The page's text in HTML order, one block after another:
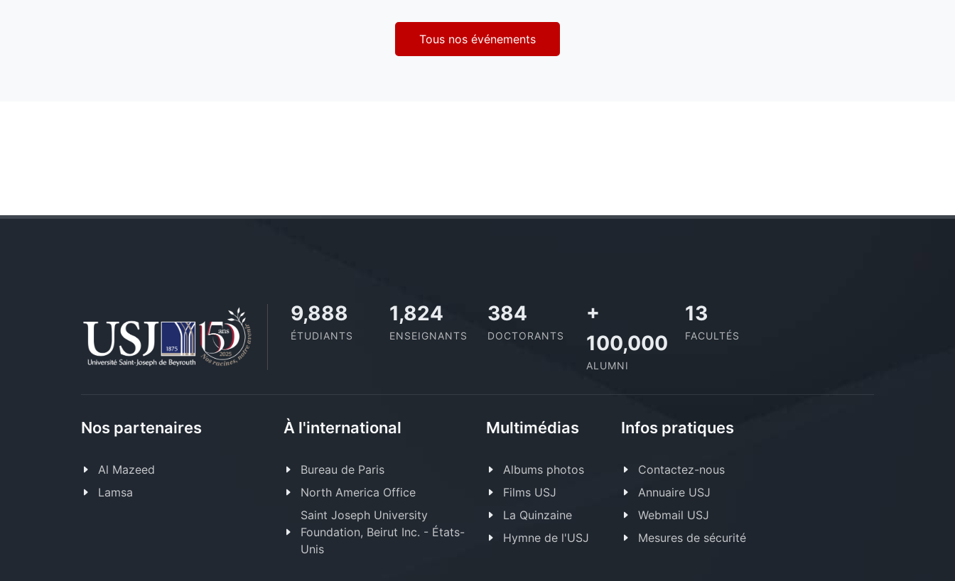
Tous nos événements
11,727
ÉTUDIANTS
2,142
ENSEIGNANTS
437
DOCTORANTS
+
100,000
ALUMNI
13
FACULTÉS
Nos partenaires
Al Mazeed
Lamsa
À l'international
Bureau de Paris
North America Office
Saint Joseph University
Foundation, Beirut Inc. - États-
Unis
Multimédias
Albums photos
Films USJ
La Quinzaine
Hymne de l'USJ
Infos pratiques
Contactez-nous
Annuaire USJ
Webmail USJ
Mesures de sécurité